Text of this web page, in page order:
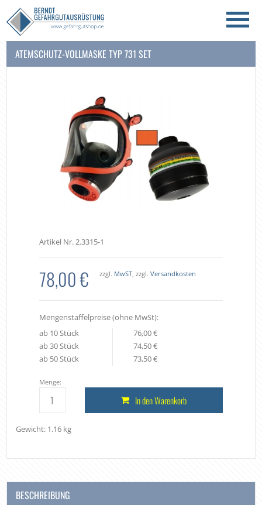
ATEMSCHUTZ-VOLLMASKE TYP 731 SET
Artikel Nr. 2.3315-1
78,00 € zzgl. MwST, zzgl. Versandkosten
Mengenstaffelpreise (ohne MwSt):
ab 10 Stück
76,00 €
ab 30 Stück
74,50 €
ab 50 Stück
73,50 €
Menge:
In den Warenkorb
Gewicht: 1.16 kg
BESCHREIBUNG